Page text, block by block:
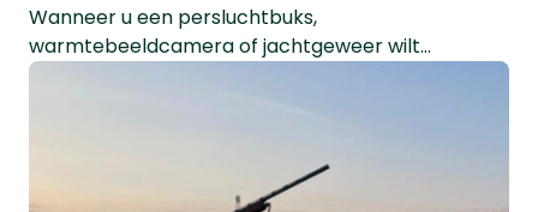
Wanneer u een persluchtbuks,
warmtebeeldcamera of jachtgeweer wilt
aanschaffen, kan het lastig zijn om de juiste keuze
de jacht. Daarom is persoonlijk advies essentieel
om een miskoop te voorkomen.